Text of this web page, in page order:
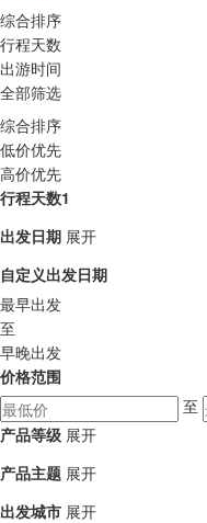
综合排序
行程天数
出游时间
全部筛选
综合排序
低价优先
高价优先
行程天数1
出发日期 展开
自定义出发日期
最早出发
至
早晚出发
价格范围
至
产品等级 展开
产品主题 展开
出发城市 展开